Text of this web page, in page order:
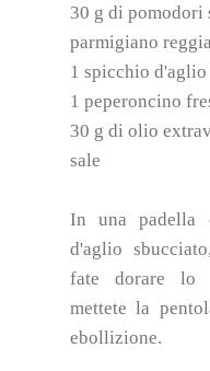
30 g di pomodori
parmigiano
1 spicchio d'aglio
1 peperoncino
30 g di olio
sale
In una padella
d'aglio
fate dorare lo
mettete la
ebollizione.